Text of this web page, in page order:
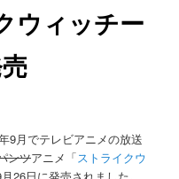
ウィッチー
9月でテレビアニメの放送
ンツアニメ「ストライクウ